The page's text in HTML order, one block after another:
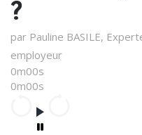
?
par Pauline BASILE,
employeur
0m00s
0m00s